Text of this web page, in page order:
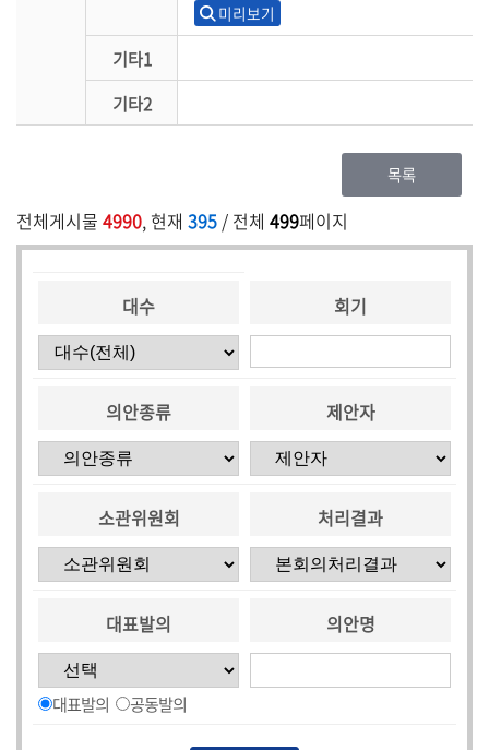
미리보기
기타1
기타2
목록
전체게시물 4990, 현재 395 / 전체 499페이지
대수 회기
의안종류 제안자
소관위원회 처리결과
대표발의
대표발의 공동발의
의안명